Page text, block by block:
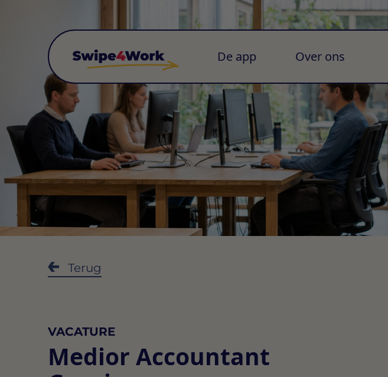
De app Over ons
Terug
VACATURE
Medior Accountant